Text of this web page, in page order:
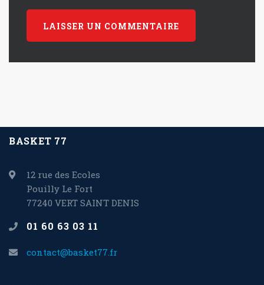
BASKET 77
12 rue des Ecoles
Pouilly Le Fort
77240 VERT SAINT DENIS
01 60 63 03 11
contact@basket77.fr